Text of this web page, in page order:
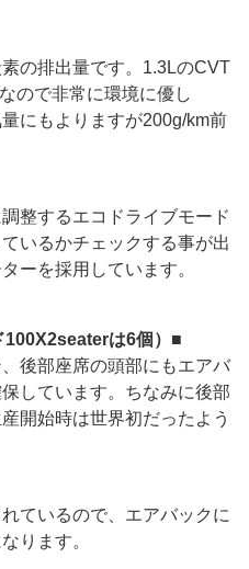
の排出量です。1.3LのCVT
ので非常に環境に優し
にもよりますが200g/km前
整するエコドライブモード
いるかチェックする事が出
ーを採用しています。
100X2seaterは6個）■
後部座席の頭部にもエアバ
しています。ちなみに後部
開始時は世界初だったよう
ているので、エアバックに
ります。